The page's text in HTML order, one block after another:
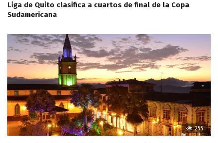
Liga de Quito clasifica a cuartos de final de la Copa
Sudamericana
255